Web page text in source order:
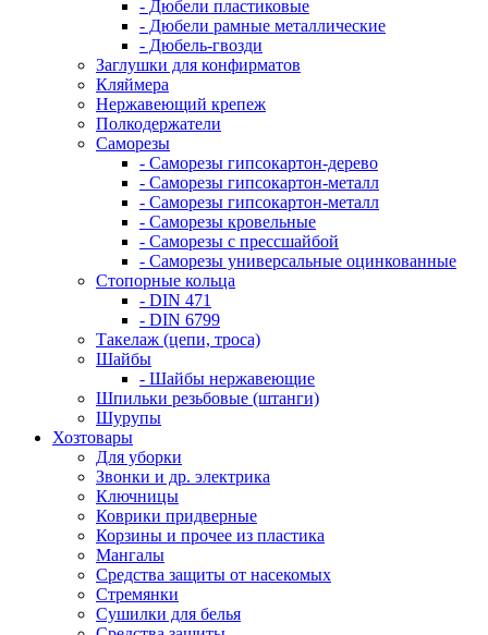
- Дюбели пластиковые
- Дюбели рамные металлические
- Дюбель-гвозди
Заглушки для конфирматов
Кляймера
Нержавеющий крепеж
Полкодержатели
Саморезы
- Саморезы гипсокартон-дерево
- Саморезы гипсокартон-металл
- Саморезы гипсокартон-металл
- Саморезы кровельные
- Саморезы с прессшайбой
- Саморезы универсальные оцинкованные
Стопорные кольца
- DIN 471
- DIN 6799
Такелаж (цепи, троса)
Шайбы
- Шайбы нержавеющие
Шпильки резьбовые (штанги)
Шурупы
Хозтовары
Для уборки
Звонки и др. электрика
Ключницы
Коврики придверные
Корзины и прочее из пластика
Мангалы
Средства защиты от насекомых
Стремянки
Сушилки для белья